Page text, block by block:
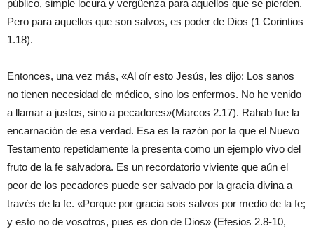
público, simple locura y vergüenza para aquellos que se pierden.
Pero para aquellos que son salvos, es poder de Dios (1 Corintios
1.18).
Entonces, una vez más, «Al oír esto Jesús, les dijo: Los sanos
no tienen necesidad de médico, sino los enfermos. No he venido
a llamar a justos, sino a pecadores»(Marcos 2.17). Rahab fue la
encarnación de esa verdad. Esa es la razón por la que el Nuevo
Testamento repetidamente la presenta como un ejemplo vivo del
fruto de la fe salvadora. Es un recordatorio viviente que aún el
peor de los pecadores puede ser salvado por la gracia divina a
través de la fe. «Porque por gracia sois salvos por medio de la fe;
y esto no de vosotros, pues es don de Dios» (Efesios 2.8-10,